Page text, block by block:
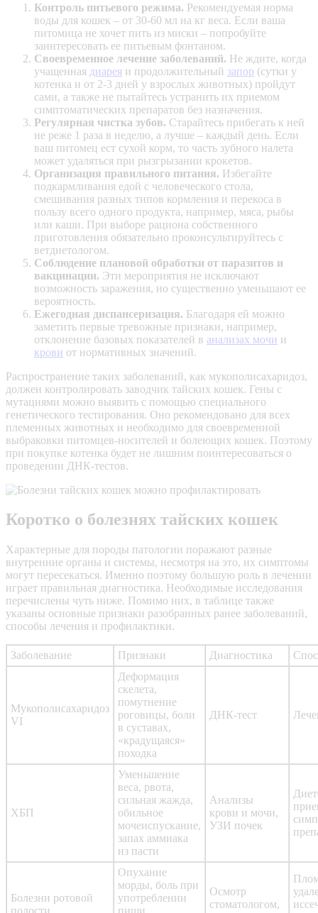
Контроль питьевого режима. Рекомендуемая норма
воды для кошек – от 30-60 мл на кг веса. Если ваша
питомица не хочет пить из миски – попробуйте
заинтересовать ее питьевым фонтаном.
Своевременное лечение заболеваний. Не ждите, когда
учащенная диарея и продолжительный запор (сутки у
котенка и от 2-3 дней у взрослых животных) пройдут
сами, а также не пытайтесь устранить их приемом
симптоматических препаратов без назначения.
Регулярная чистка зубов. Старайтесь прибегать к ней
не реже 1 раза в неделю, а лучше – каждый день. Если
ваш питомец ест сухой корм, то часть зубного налета
может удаляться при рызгрызании крокетов.
Организация правильного питания. Избегайте
подкармливания едой с человеческого стола,
смешивания разных типов кормления и перекоса в
пользу всего одного продукта, например, мяса, рыбы
или каши. При выборе рациона собственного
приготовления обязательно проконсультируйтесь с
ветдиетологом.
Соблюдение плановой обработки от паразитов и
вакцинации. Эти мероприятия не исключают
возможность заражения, но существенно уменьшают ее
вероятность.
Ежегодная диспансеризация. Благодаря ей можно
заметить первые тревожные признаки, например,
отклонение базовых показателей в анализах мочи и
крови от нормативных значений.
Распространение таких заболеваний, как мукополисахаридоз,
должен контролировать заводчик тайских кошек. Гены с
мутациями можно выявить с помощью специального
генетического тестирования. Оно рекомендовано для всех
племенных животных и необходимо для своевременной
выбраковки питомцев-носителей и болеющих кошек. Поэтому
при покупке котенка будет не лишним поинтересоваться о
проведении ДНК-тестов.
Коротко о болезнях тайских кошек
Характерные для породы патологии поражают разные
внутренние органы и системы, несмотря на это, их симптомы
могут пересекаться. Именно поэтому большую роль в лечении
играет правильная диагностика. Необходимые исследования
перечислены чуть ниже. Помимо них, в таблице также
указаны основные признаки разобранных ранее заболеваний,
способы лечения и профилактики.
Заболевание Признаки Диагностика
Мукополисахаридоз
VI
Деформация
скелета,
помутнение
роговицы, боли
в суставах,
«крадущаяся»
походка
ДНК-тест
ХБП
Уменьшение
веса, рвота,
сильная жажда,
обильное
мочеиспускание,
запах аммиака
из пасти
Анализы
крови и мочи,
УЗИ почек
Болезни ротовой
Опухание
морды, боль при
употреблении
Осмотр
стоматологом,